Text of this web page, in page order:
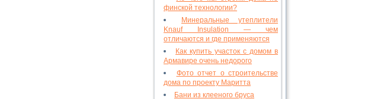
финской технологии?
Минеральные утеплители
Knauf Insulation — чем
отличаются и где применяются
Как купить участок с домом в
Армавире очень недорого
Фото отчет о строительстве
дома по проекту Маритта
Бани из клееного бруса